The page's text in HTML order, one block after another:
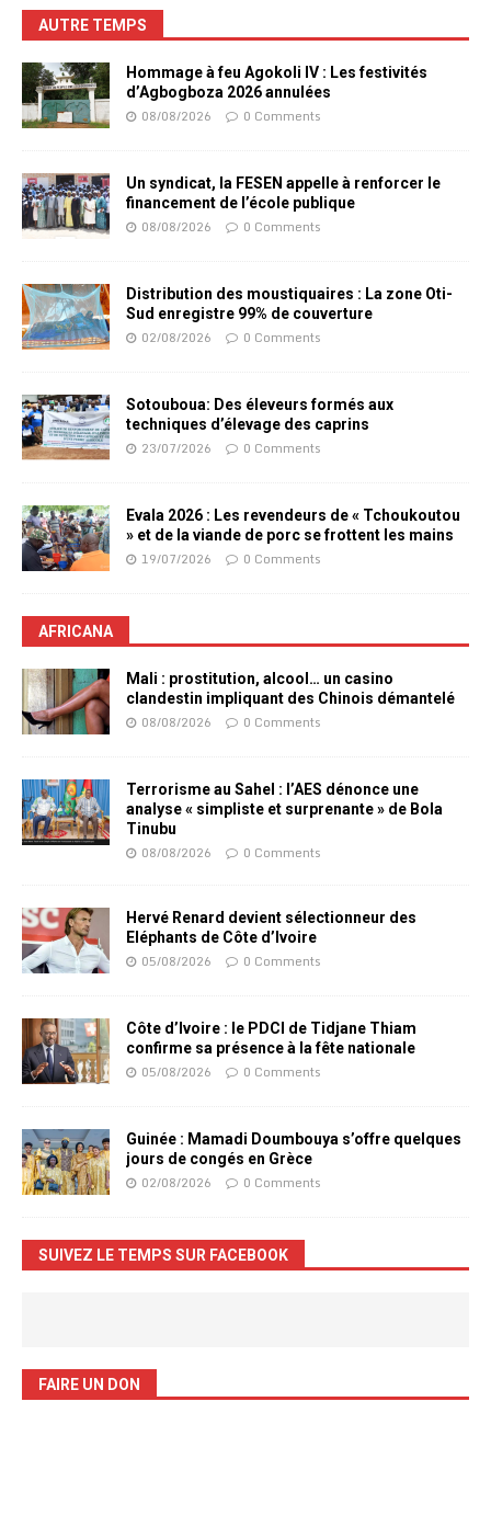
AUTRE TEMPS
Hommage à feu Agokoli IV : Les festivités
d’Agbogboza 2026 annulées
08/08/2026 0 Comments
Un syndicat, la FESEN appelle à renforcer le
financement de l’école publique
08/08/2026 0 Comments
Distribution des moustiquaires : La zone Oti-
Sud enregistre 99% de couverture
02/08/2026 0 Comments
Sotouboua: Des éleveurs formés aux
techniques d’élevage des caprins
23/07/2026 0 Comments
Evala 2026 : Les revendeurs de « Tchoukoutou
» et de la viande de porc se frottent les mains
19/07/2026 0 Comments
AFRICANA
Mali : prostitution, alcool… un casino
clandestin impliquant des Chinois démantelé
08/08/2026 0 Comments
Terrorisme au Sahel : l’AES dénonce une
analyse « simpliste et surprenante » de Bola
Tinubu
08/08/2026 0 Comments
Hervé Renard devient sélectionneur des
Eléphants de Côte d’Ivoire
05/08/2026 0 Comments
Côte d’Ivoire : le PDCI de Tidjane Thiam
confirme sa présence à la fête nationale
05/08/2026 0 Comments
Guinée : Mamadi Doumbouya s’offre quelques
jours de congés en Grèce
02/08/2026 0 Comments
SUIVEZ LE TEMPS SUR FACEBOOK
FAIRE UN DON